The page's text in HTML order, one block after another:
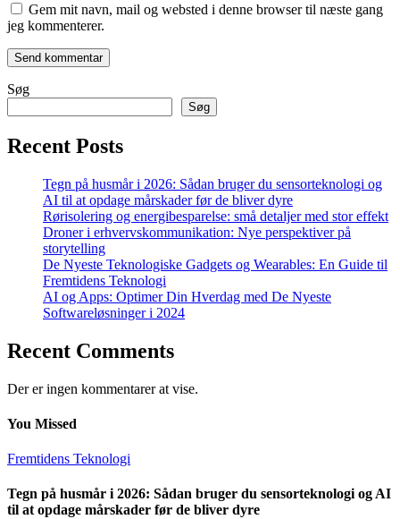
Gem mit navn, mail og websted i denne browser til næste gang
jeg kommenterer.
Søg
Søg
Recent Posts
Tegn på husmår i 2026: Sådan bruger du sensorteknologi og
AI til at opdage mårskader før de bliver dyre
Rørisolering og energibesparelse: små detaljer med stor effekt
Droner i erhvervskommunikation: Nye perspektiver på
storytelling
De Nyeste Teknologiske Gadgets og Wearables: En Guide til
Fremtidens Teknologi
AI og Apps: Optimer Din Hverdag med De Nyeste
Softwareløsninger i 2024
Recent Comments
Der er ingen kommentarer at vise.
You Missed
Fremtidens Teknologi
Tegn på husmår i 2026: Sådan bruger du sensorteknologi og AI
til at opdage mårskader før de bliver dyre